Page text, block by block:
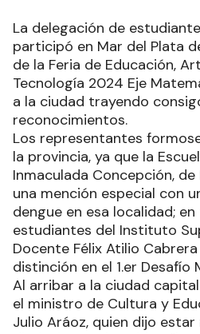
La delegación de
participó en Mar del Plata
de la Feria de Educación,
Tecnología 2024 Eje
a la ciudad trayendo
reconocimientos.
Los representantes
la provincia, ya que la
Inmaculada Concepción,
una mención especial con
dengue en esa localidad;
estudiantes del Instituto
Docente Félix Atilio
distinción en el 1.er Desafío
Al arribar a la ciudad
el ministro de Cultura y
Julio Aráoz, quien dijo